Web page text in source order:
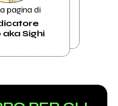
pagina di
Sighi